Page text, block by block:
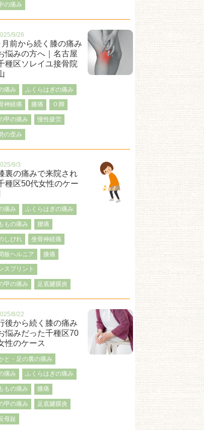
の痛み
9/26
前から続く膝の痛み
悩みの方へ｜名古屋
種区ソレイユ接骨院
痛み ふくらはぎの痛み
神経痛 膝痛 Ｏ脚
甲の痛み 慢性疲労
の歪み
9/3
裏の痛みで来院され
種区50代女性のケー
痛み ふくらはぎの痛み
もの痛み 腰痛
しびれ 坐骨神経痛
板ヘルニア 膝痛
スプリント
甲の痛み 足底腱膜炎
8/22
後から続く膝の痛み
悩みだった千種区70
性のケース
と・足の裏の痛み
痛み ふくらはぎの痛み
もの痛み 膝痛
甲の痛み 足底腱膜炎
母趾